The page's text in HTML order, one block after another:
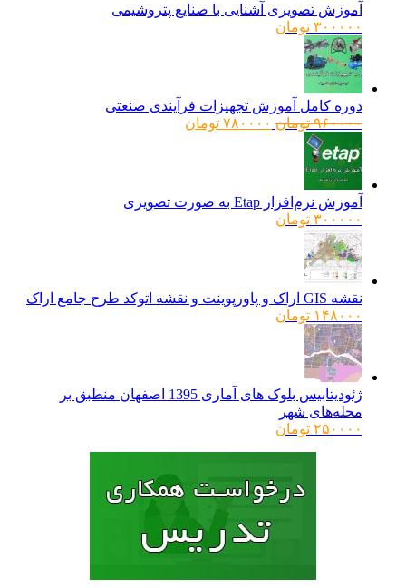
آموزش تصویری آشنایی با صنایع پتروشیمی
۳۰۰۰۰۰ تومان
دوره کامل آموزش تجهیزات فرآیندی صنعتی
۹۶۰۰۰۰ تومانقیمت
۷۸۰۰۰۰ تومانقیمت
آموزش نرم‌افزار Etap به صورت تصویری
۳۰۰۰۰۰ تومان
نقشه GIS اراک و پاورپوینت و نقشه اتوکد طرح جامع اراک
۱۴۸۰۰۰ تومان
ژئودیتابیس بلوک های آماری 1395 اصفهان منطبق بر
محله‌های شهر
۲۵۰۰۰۰ تومان